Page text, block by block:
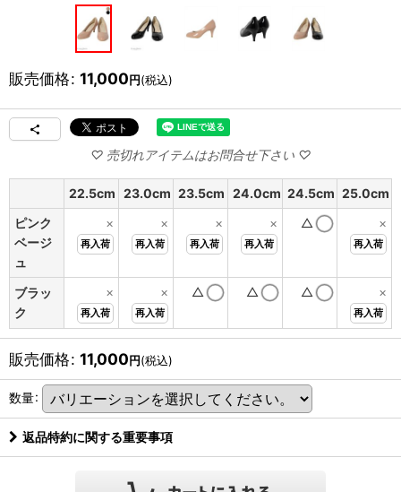
販売価格: 11,000円(税込)
22.5cm 23.0cm 23.5cm 24.0cm 24.5cm 25.0cm
ピンク
ベージ
ュ
×
再入荷
×
再入荷
×
再入荷
×
再入荷
△ ×
再入荷
ブラッ
ク
×
再入荷
×
再入荷
△ △ △ ×
再入荷
販売価格: 11,000円(税込)
数量:
返品特約に関する重要事項